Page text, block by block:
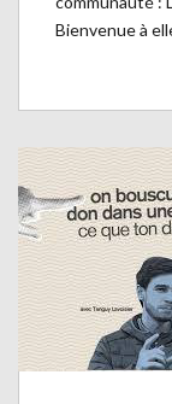
Bienvenue à